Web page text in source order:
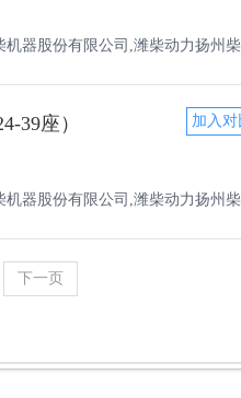
机器股份有限公司,潍柴动力扬州柴
39座）
机器股份有限公司,潍柴动力扬州柴
下一页